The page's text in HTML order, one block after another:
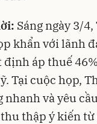
Sáng ngày 3/
khẩn với lãnh
áp thuế
Tại cuộc họp,
và yêu
thập ý kiến